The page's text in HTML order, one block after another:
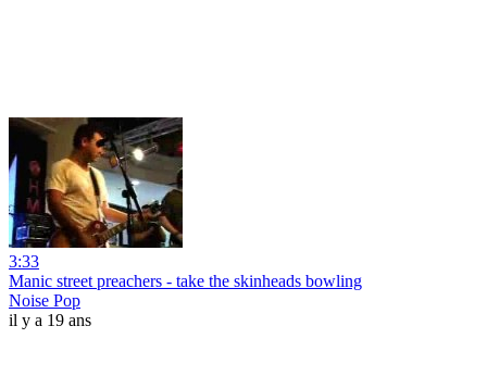
3:33
Manic street preachers - take the skinheads bowling
Noise Pop
il y a 19 ans